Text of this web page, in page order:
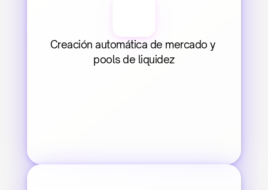
Creación automática de mercado y
pools de liquidez